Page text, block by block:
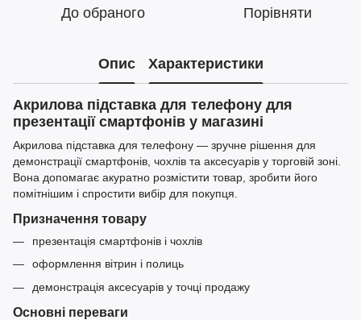
До обраного Порівняти
Опис Характеристики
Акрилова підставка для телефону для
презентації смартфонів у магазині
Акрилова підставка для телефону — зручне рішення для
демонстрації смартфонів, чохлів та аксесуарів у торговій зоні.
Вона допомагає акуратно розмістити товар, зробити його
помітнішим і спростити вибір для покупця.
Призначення товару
презентація смартфонів і чохлів
оформлення вітрин і полиць
демонстрація аксесуарів у точці продажу
Основні переваги